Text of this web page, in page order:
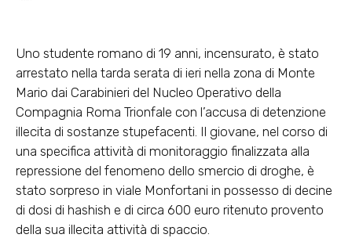
Uno studente romano di 19 anni, incensurato, è stato
arrestato nella tarda serata di ieri nella zona di Monte
Mario dai Carabinieri del Nucleo Operativo della
Compagnia Roma Trionfale con l’accusa di detenzione
illecita di sostanze stupefacenti. Il giovane, nel corso di
una specifica attività di monitoraggio finalizzata alla
repressione del fenomeno dello smercio di droghe, è
stato sorpreso in viale Monfortani in possesso di decine
di dosi di hashish e di circa 600 euro ritenuto provento
della sua illecita attività di spaccio.